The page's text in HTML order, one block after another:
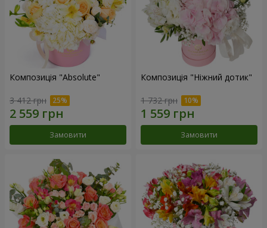
Композиція "Absolute"
3 412 грн
Замовити
Композиція "Ніжний дотик"
1 732 грн
Замовити